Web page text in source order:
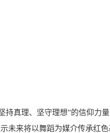
持真理、坚守理想”的信仰力
未来将以舞蹈为媒介传承红